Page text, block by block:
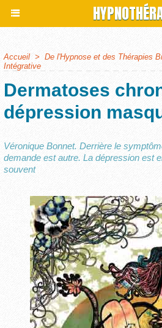
Accueil > De l'Hypnose et des Thérapies
Intégrative
Dermatoses
dépression
Véronique Bonnet. Derrière le
demande est autre. La dépression est
souvent